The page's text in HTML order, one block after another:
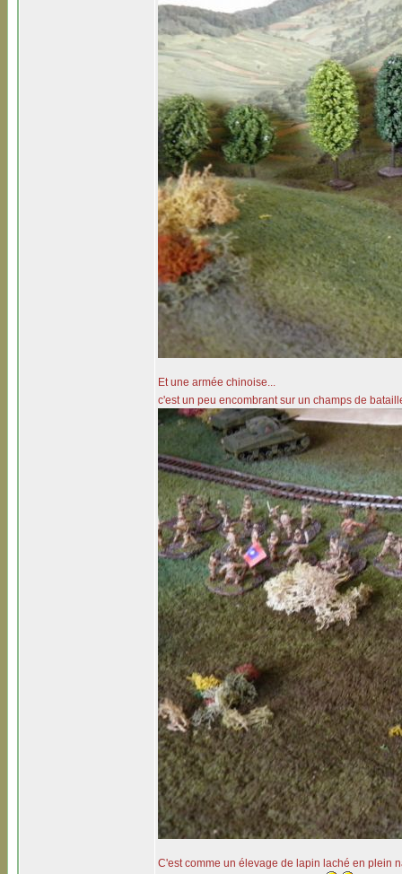
Et une armée chinoise...
c'est un peu encombrant sur un champs de
C'est comme un élevage de lapin laché en plein